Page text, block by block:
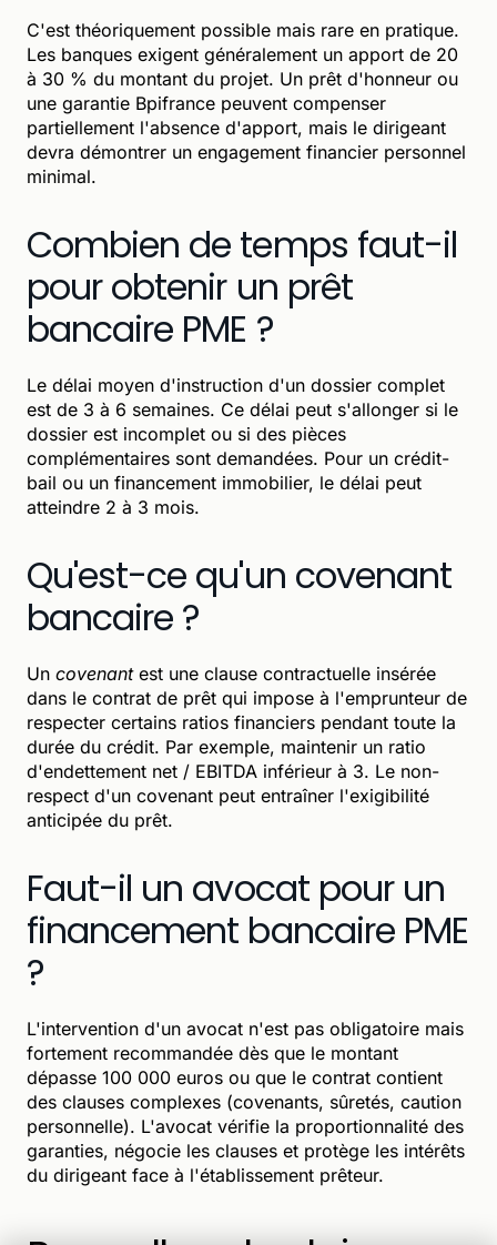
C'est théoriquement possible mais rare en pratique.
Les banques exigent généralement un apport de 20
à 30 % du montant du projet. Un prêt d'honneur ou
une garantie Bpifrance peuvent compenser
partiellement l'absence d'apport, mais le dirigeant
devra démontrer un engagement financier personnel
minimal.
Combien de temps faut-il
pour obtenir un prêt
bancaire PME ?
Le délai moyen d'instruction d'un dossier complet
est de 3 à 6 semaines. Ce délai peut s'allonger si le
dossier est incomplet ou si des pièces
complémentaires sont demandées. Pour un crédit-
bail ou un financement immobilier, le délai peut
atteindre 2 à 3 mois.
Qu'est-ce qu'un covenant
bancaire ?
Un covenantest une clause contractuelle insérée
dans le contrat de prêt qui impose à l'emprunteur de
respecter certains ratios financiers pendant toute la
durée du crédit. Par exemple, maintenir un ratio
d'endettement net / EBITDA inférieur à 3. Le non-
respect d'un covenant peut entraîner l'exigibilité
anticipée du prêt.
Faut-il un avocat pour un
financement bancaire PME
?
L'intervention d'un avocat n'est pas obligatoire mais
fortement recommandée dès que le montant
dépasse 100 000 euros ou que le contrat contient
des clauses complexes (covenants, sûretés, caution
personnelle). L'avocat vérifie la proportionnalité des
garanties, négocie les clauses et protège les intérêts
du dirigeant face à l'établissement prêteur.